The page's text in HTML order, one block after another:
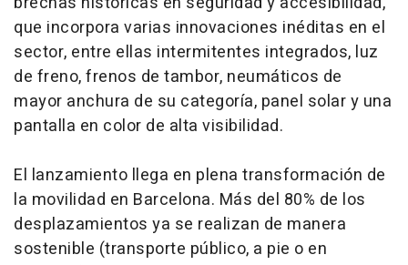
que incorpora varias innovaciones inéditas en el
sector, entre ellas intermitentes integrados, luz
de freno, frenos de tambor, neumáticos de
mayor anchura de su categoría, panel solar y una
pantalla en color de alta visibilidad.
El lanzamiento llega en plena transformación de
la movilidad en Barcelona. Más del 80% de los
desplazamientos ya se realizan de manera
sostenible (transporte público, a pie o en